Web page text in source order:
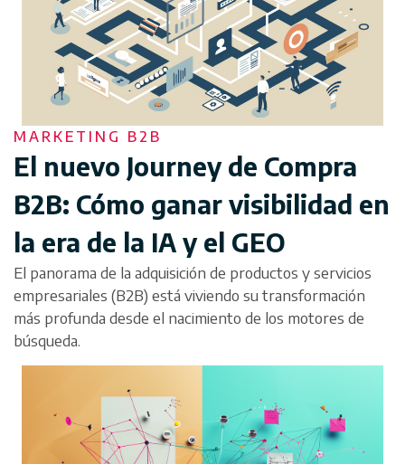
MARKETING B2B
El nuevo Journey de Compra
B2B: Cómo ganar visibilidad en
la era de la IA y el GEO
El panorama de la adquisición de productos y servicios
empresariales (B2B) está viviendo su transformación
más profunda desde el nacimiento de los motores de
búsqueda.